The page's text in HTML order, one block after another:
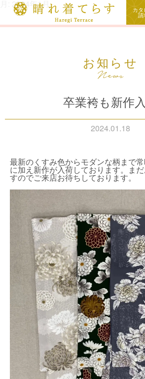
カ
請
2024年1月
お知らせ
卒業袴も新作
2024.01.18
最新のくすみ色からモダンな柄まで
に加え新作が入荷しております。ま
すのでご来店お待ちしております。